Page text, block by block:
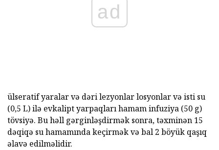
ad
ülseratif yaralar və dəri lezyonlar losyonlar və isti su
(0,5 L) ilə evkalipt yarpaqları hamam infuziya (50 g)
tövsiyə. Bu həll gərginləşdirmək sonra, təxminən 15
dəqiqə su hamamında keçirmək və bal 2 böyük qaşıq
əlavə edilməlidir.